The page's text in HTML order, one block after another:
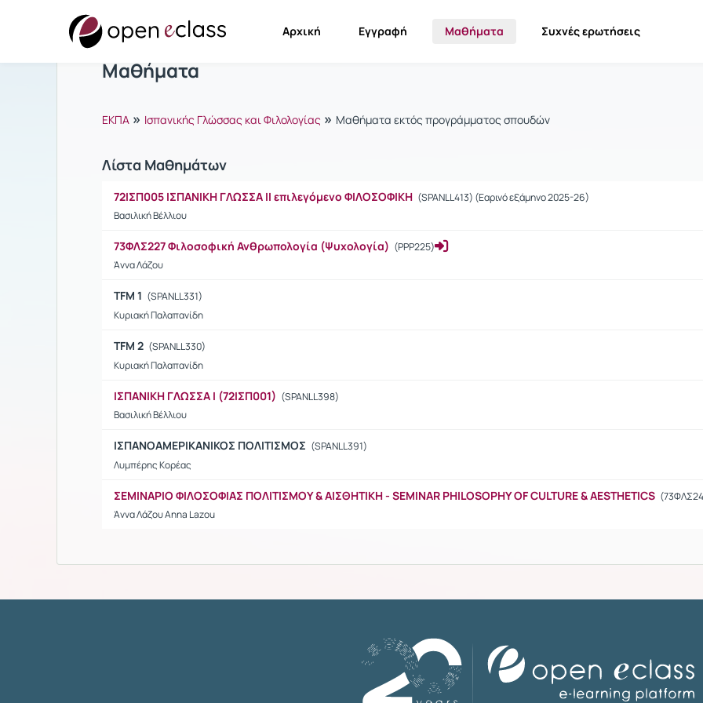
Αρχική Εγγραφή Μαθήματα Συχνές ερωτήσεις
Μαθήματα
ΕΚΠΑ » Ισπανικής Γλώσσας και Φιλολογίας » Μαθήματα εκτός προγράμματος σπουδών
Λίστα Μαθημάτων
72ΙΣΠ005 ΙΣΠΑΝΙΚΗ ΓΛΩΣΣΑ ΙΙ επιλεγόμενο ΦΙΛΟΣΟΦΙΚΗ (SPANLL413) (Εαρινό εξάμηνο 2025-26)
Βασιλική Βέλλιου
73ΦΛΣ227 Φιλοσοφική Ανθρωπολογία (Ψυχολογία) (PPP225)
Άννα Λάζου
TFM 1 (SPANLL331)
Κυριακή Παλαπανίδη
TFM 2 (SPANLL330)
Κυριακή Παλαπανίδη
ΙΣΠΑΝΙΚΗ ΓΛΩΣΣΑ Ι (72ΙΣΠ001) (SPANLL398)
Βασιλική Βέλλιου
ΙΣΠΑΝΟΑΜΕΡΙΚΑΝΙΚΟΣ ΠΟΛΙΤΙΣΜΟΣ (SPANLL391)
Λυμπέρης Κορέας
ΣΕΜΙΝΑΡΙΟ ΦΙΛΟΣΟΦΙΑΣ ΠΟΛΙΤΙΣΜΟΥ & ΑΙΣΘΗΤΙΚΗ - SEMINAR PHILOSOPHY OF CULTURE & AESTHETICS
Άννα Λάζου Anna Lazou